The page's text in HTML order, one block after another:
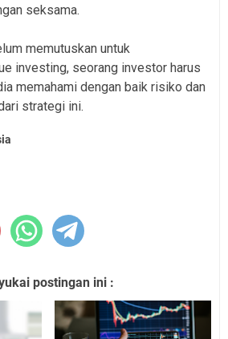
seksama.
memutuskan untuk
investing, seorang investor harus
memahami dengan baik risiko dan
strategi ini.
postingan ini :